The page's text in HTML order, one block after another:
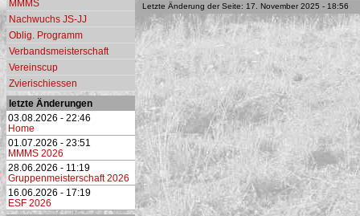
MMMS
Nachwuchs JS-JJ
Oblig. Programm
Verbandsmeisterschaft
Vereinscup
Zvierischiessen
letzte Änderungen
03.08.2026 - 22:46
Home
01.07.2026 - 23:51
MMMS 2026
28.06.2026 - 11:19
Gruppenmeisterschaft 2026
16.06.2026 - 17:19
ESF 2026
Letzte Änderung der Seite: 17. November 2025 - 18:56